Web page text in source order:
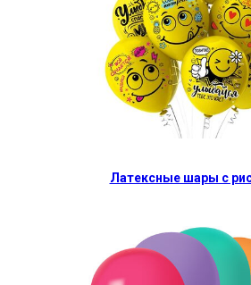
Латексные шары с